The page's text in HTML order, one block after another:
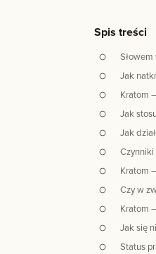
Spis treści
Jak
Kratom
Jak
Jak
Kratom
Czy w
Kratom
Jak się
Status